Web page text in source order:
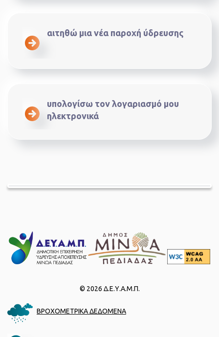
αιτηθώ μια νέα παροχή ύδρευσης
υπολογίσω τον λογαριασμό μου
ηλεκτρονικά
© 2026 Δ.Ε.Υ.Α.Μ.Π.
ΒΡΟΧΟΜΕΤΡΙΚΑ ΔΕΔΟΜΕΝΑ